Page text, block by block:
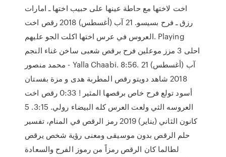
اخت لاختها مع حاطة عينها على حبيب اختها ـ امارات
رزق ـ فرح بسيسو. 21 آب (أغسطس) 2018 رقص اخت
العروس في عرس اختها اكلت الجو عليهم. Playing
احلى 3 مزز موعلين فرح برقص شعبى ساخن غناء النجم
محمد منصور - Yalla Chaabi. 8:56. 21 آب (أغسطس)
2018 شاهد دويتو رقص المطربة هدى و مزة بفستان
أسود تولع فرح خاص برقصها المثير ! 0:33 رقص اخت
العروسه الثي ولعت العرس كله البيضاء رولي. 3:15. 5
كانون الثاني (يناير) 2019 رمز الرقص في المنام، تفسير
حلم الرقص بدون موسيقى ومعنى رؤية شخص يرقص
لطالما كان الرقص رمزاً من رموز الفرح والسعادة